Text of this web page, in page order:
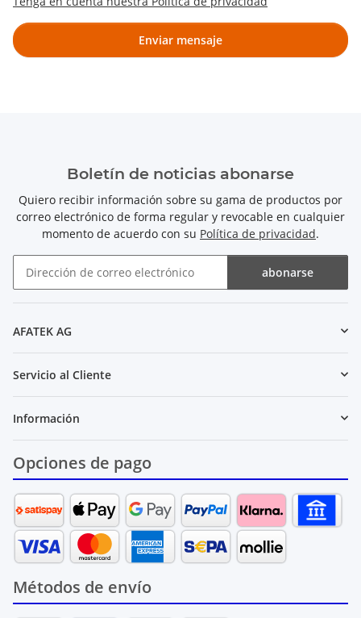
Enviar mensaje
Boletín de noticias abonarse
Quiero recibir información sobre su gama de productos por
correo electrónico de forma regular y revocable en cualquier
momento de acuerdo con su Política de privacidad.
abonarse
AFATEK AG
Servicio al Cliente
Información
Opciones de pago
Métodos de envío